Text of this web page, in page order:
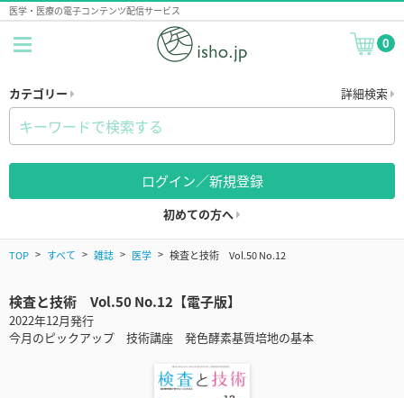
医学・医療の電子コンテンツ配信サービス
0
カテゴリー 詳細検索
ログイン／新規登録
初めての方へ
TOP すべて 雑誌 医学 検査と技術 Vol.50 No.12
検査と技術 Vol.50 No.12【電子版】
2022年12月発行
今月のピックアップ 技術講座 発色酵素基質培地の基本